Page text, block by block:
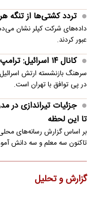
تردد کشتی‌ها از تنگه
داده‌های شرکت کپلر نشان
عبور کردند.
کانال ۱۴ اسرائیل: ترامپ به سمت توافق با ایران می‌رود
سرهنگ بازنشسته ارتش اسرائیل
در پی توافق با تهران است.
تا این لحظه
بر اساس گزارش رسانه‌های
تاکنون سه معلم و سه دانش
گزارش و تحلیل